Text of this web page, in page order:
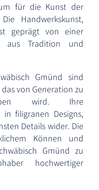
für die Kunst der
Handwerkskunst,
geprägt von einer
aus Tradition und
Gmünd sind
von Generation zu
wird. Ihre
filigranen Designs,
Details wider. Die
Können und
Gmünd zu
hochwertiger